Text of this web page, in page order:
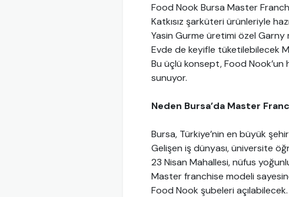
Food Nook Bursa Master
Katkısız şarküteri ürünleriyle
Yasin Gurme üretimi özel Garny
Evde de keyifle tüketilebilecek
Bu üçlü konsept, Food Nook’un
sunuyor.
Neden Bursa’da Master
Bursa, Türkiye’nin en büyük
Gelişen iş dünyası, üniversite
23 Nisan Mahallesi, nüfus
Master franchise modeli
Food Nook şubeleri açılabilecek.